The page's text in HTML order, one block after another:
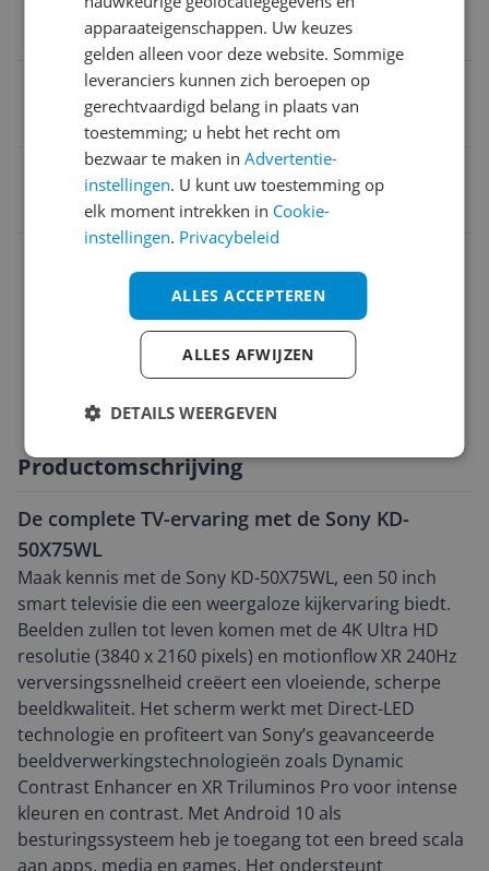
4K Ultra HD
Introductiejaar
4548736150317
Aansluitingen
Algemeen
Scherm
Productomschrijving
De complete TV-ervaring met de Sony KD-
50X75WL
Maak kennis met de Sony KD-50X75WL, een 50 inch
smart televisie die een weergaloze kijkervaring biedt.
Beelden zullen tot leven komen met de 4K Ultra HD
resolutie (3840 x 2160 pixels) en motionflow XR 240Hz
verversingssnelheid creëert een vloeiende, scherpe
beeldkwaliteit. Het scherm werkt met Direct-LED
technologie en profiteert van Sony’s geavanceerde
beeldverwerkingstechnologieën zoals Dynamic
Contrast Enhancer en XR Triluminos Pro voor intense
kleuren en contrast. Met Android 10 als
besturingssysteem heb je toegang tot een breed scala
aan apps, media en games. Het ondersteunt
apparaateigenschappen. Uw keuzes
gelden alleen voor deze website. Sommige
leveranciers kunnen zich beroepen op
gerechtvaardigd belang in plaats van
toestemming; u hebt het recht om
bezwaar te maken inAdvertentie-
instellingen. U kunt uw toestemming op
elk moment intrekken in Cookie-
instellingen. Privacybeleid
ALLES ACCEPTEREN
ALLES AFWIJZEN
DETAILS WEERGEVEN